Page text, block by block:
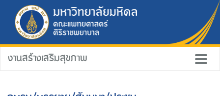
งานสร้างเสริมสุขภาพ